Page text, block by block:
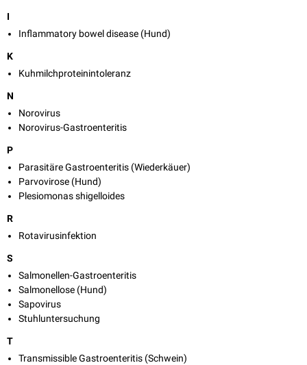
I
Inflammatory bowel disease (Hund)
K
Kuhmilchproteinintoleranz
N
Norovirus
Norovirus-Gastroenteritis
P
Parasitäre Gastroenteritis (Wiederkäuer)
Parvovirose (Hund)
Plesiomonas shigelloides
R
Rotavirusinfektion
S
Salmonellen-Gastroenteritis
Salmonellose (Hund)
Sapovirus
Stuhluntersuchung
T
Transmissible Gastroenteritis (Schwein)